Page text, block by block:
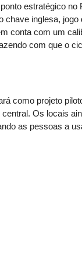
estratégico
inglesa,
conta com um
com que o
como projeto
Os locais
as pessoas a